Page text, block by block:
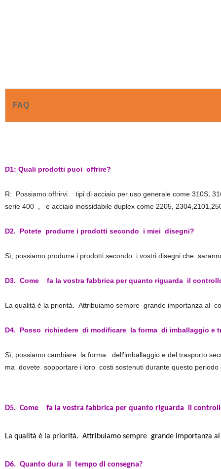
FAQ
D1: Quali prodotti puoi offrire?
R: Possiamo offrirvi tipi di acciaio per uso generale come 310S,
serie 400 , e acciaio inossidabile duplex come 2205,
D2. Potete produrre i prodotti secondo i miei disegni?
Sì, possiamo produrre i prodotti secondo i vostri disegni che
D3. Come fa la vostra fabbrica per quanto riguarda il
La qualità è la priorità. Attribuiamo sempre grande importanza al
D4. Posso richiedere di modificare la forma di imballaggio e
Sì, possiamo cambiare la forma dell'imballaggio e del trasporto
ma dovete sopportare i loro costi sostenuti durante questo periodo
D5. Come fa la vostra fabbrica per quanto riguarda il
La qualità è la priorità. Attribuiamo sempre grande importanza
D6. Quanto dura il tempo di consegna?